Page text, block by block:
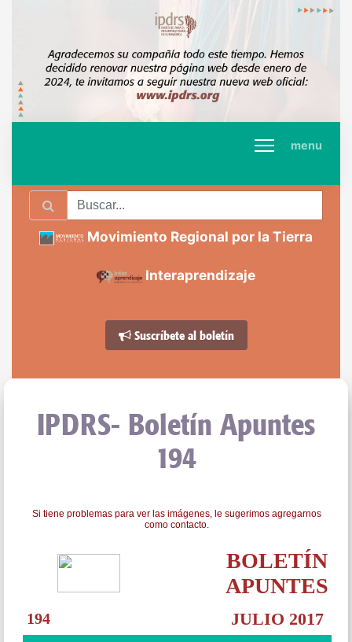
menu
Movimiento Regional por la Tierra
Interaprendizaje
Suscríbete al boletín
IPDRS- Boletín Apuntes
194